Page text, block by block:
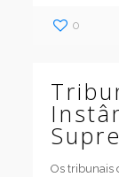
0
Os tribunais